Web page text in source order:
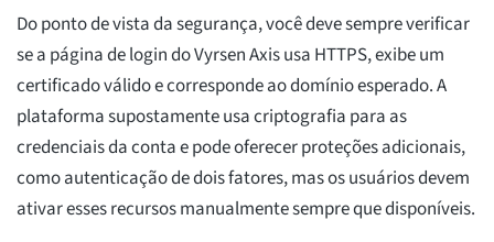
Do ponto de vista da segurança, você deve sempre verificar
se a página de login do Vyrsen Axis usa HTTPS, exibe um
certificado válido e corresponde ao domínio esperado. A
plataforma supostamente usa criptografia para as
credenciais da conta e pode oferecer proteções adicionais,
como autenticação de dois fatores, mas os usuários devem
ativar esses recursos manualmente sempre que disponíveis.